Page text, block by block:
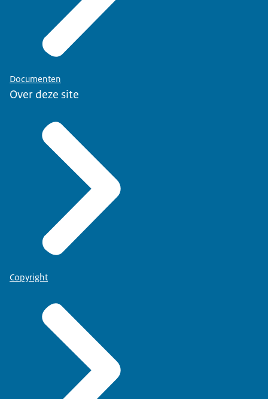
Documenten
Over deze site
Copyright